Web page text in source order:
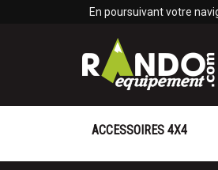
En poursuivant votre
ACCESSOIRES 4X4
Panneau de gestion des cookies